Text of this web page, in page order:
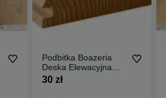
Podbitka Boazeria
Deska Elewacyjna
PółBal Liatwy
30 zł